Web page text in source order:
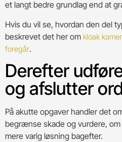
et langt bedre grundlag end at
Hvis du vil se, hvordan den del
beskrevet det her om kloak
foregår.
Derefter
og afslutter
På akutte opgaver handler det
begrænse skade og vurdere,
mere varig løsning bagefter.